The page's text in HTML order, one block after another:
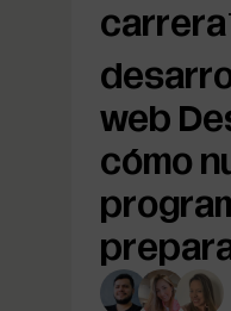
carrera
web
cómo